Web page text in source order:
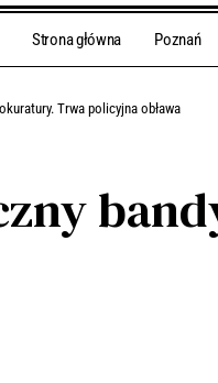
Strona główna Poznań
Trwa policyjna obława